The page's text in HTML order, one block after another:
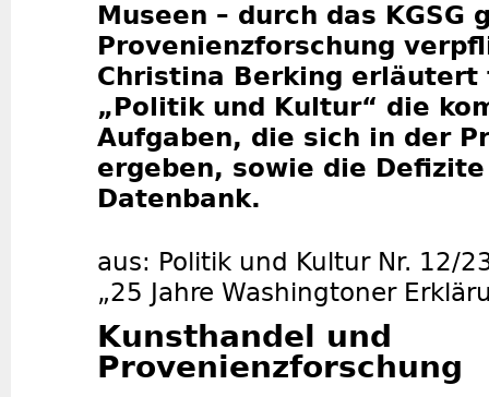
Museen – durch das KGSG
Provenienzforschung
Christina Berking erläutert
„Politik und Kultur“ die
Aufgaben, die sich in der
ergeben, sowie die
Datenbank.
aus: Politik und Kultur Nr. 12/
„25 Jahre Washingtoner
Kunsthandel und
Provenienzforschung